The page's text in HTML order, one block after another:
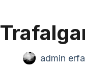
admin